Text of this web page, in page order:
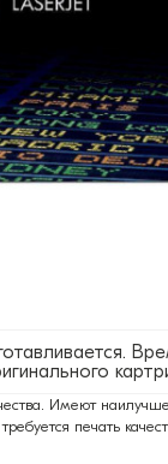
Имеют
печать